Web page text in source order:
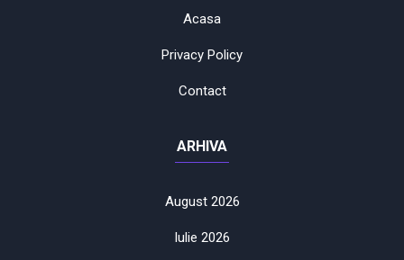
Acasa
Privacy Policy
Contact
ARHIVA
August 2026
Iulie 2026